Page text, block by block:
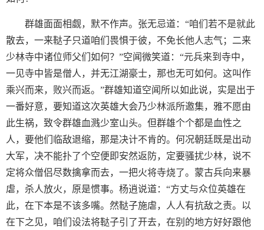
群雄面面相觑，默不作声。张无忌道：“咱们若不是就此
散去，一来鞑子只道咱们畏惧于彼，不免长他人志气；二来
少林寺中诸位师父们如何？”空闻微笑道：“元兵来到寺中，
一见寺中皆是僧人，并无江湖豪士，那也无可如何。这叫作
乘兴而来，败兴而返。”群雄知道空闻所以如此说，实是出于
一番好意，要知道这次英雄大会乃少林派所邀集，雅不愿由
此生祸，致令群雄血溅少室山头。但群雄个个都是血性之
人，要他们临敌退缩，那是决计不肯的。何况朝廷既是出动
大军，决不能扑了个空便即安然返防，定要骚扰少林，说不
定将众僧侣尽数擒拿而去，一把火将寺烧了。蒙古兵向来暴
虐，杀人放火，原是惯事。杨逍说道：“方丈与众位英雄在
此，在下本是不该多嘴。然鞑子施虐，人人有抗敌之责。以
在下之见，咱们设法将鞑子引了开去，在别的地方好好跟他